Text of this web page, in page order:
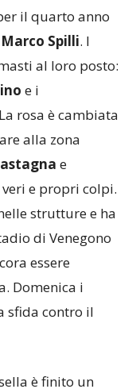
ha fatto negli
Partita
il quarto anno
Marco Spilli
al loro posto:
e i
rosa è cambiata
alla zona
e
e propri colpi.
strutture e ha
di Venegono
essere
i